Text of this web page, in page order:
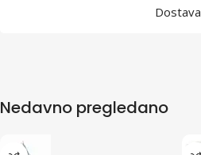
Dostava
Nedavno pregledano